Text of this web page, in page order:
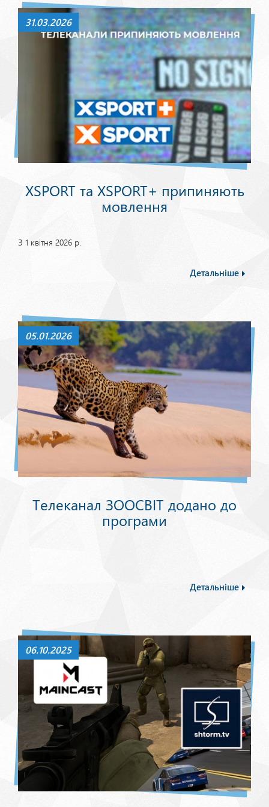
31.03.2026
XSPORT та XSPORT+ припиняють
мовлення
З 1 квітня 2026 р.
Детальніше
05.01.2026
Телеканал ЗООСВІТ додано до
програми
Детальніше
06.10.2025